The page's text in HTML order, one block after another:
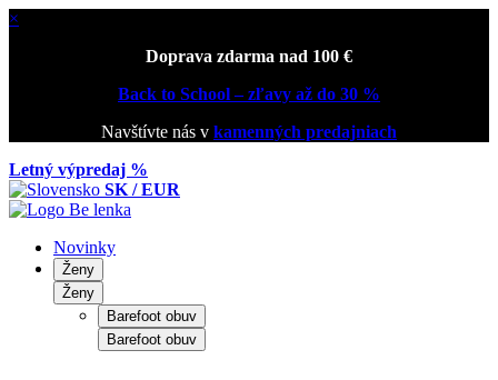
×
Doprava zdarma nad 100 €
Back to School – zľavy až do 30 %
Navštívte nás v kamenných predajniach
Letný výpredaj %
SK / EUR
Novinky
Ženy
Ženy
Barefoot obuv
Barefoot obuv